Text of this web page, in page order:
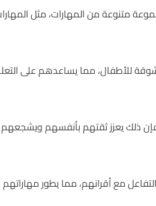
متنوعة من المهارات، مثل المهارات
للأطفال، مما يساعدهم على
ذلك يعزز ثقتهم بأنفسهم
مع أقرانهم، مما يطور مهاراتهم